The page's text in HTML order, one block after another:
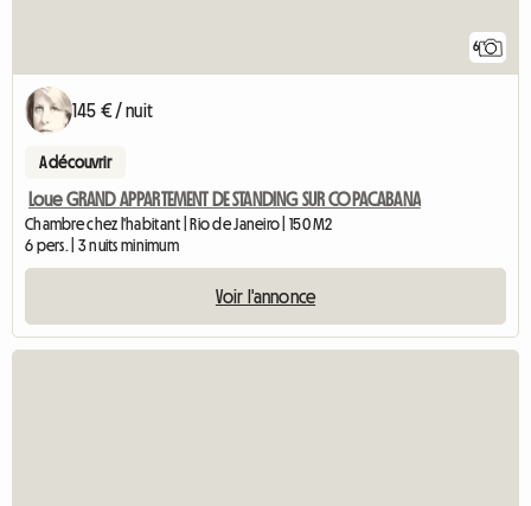
6
145 € / nuit
A découvrir
Loue GRAND APPARTEMENT DE STANDING SUR COPACABANA
Chambre chez l'habitant | Rio de Janeiro | 150 M2
6 pers. | 3 nuits minimum
Voir l'annonce